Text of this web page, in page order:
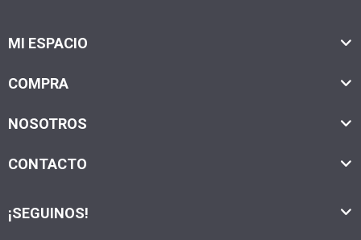
MI ESPACIO
COMPRA
NOSOTROS
CONTACTO
¡SEGUINOS!